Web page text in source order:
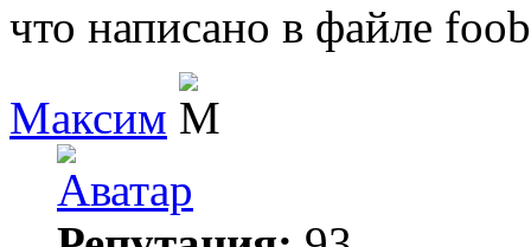
что написано в файле
Максим